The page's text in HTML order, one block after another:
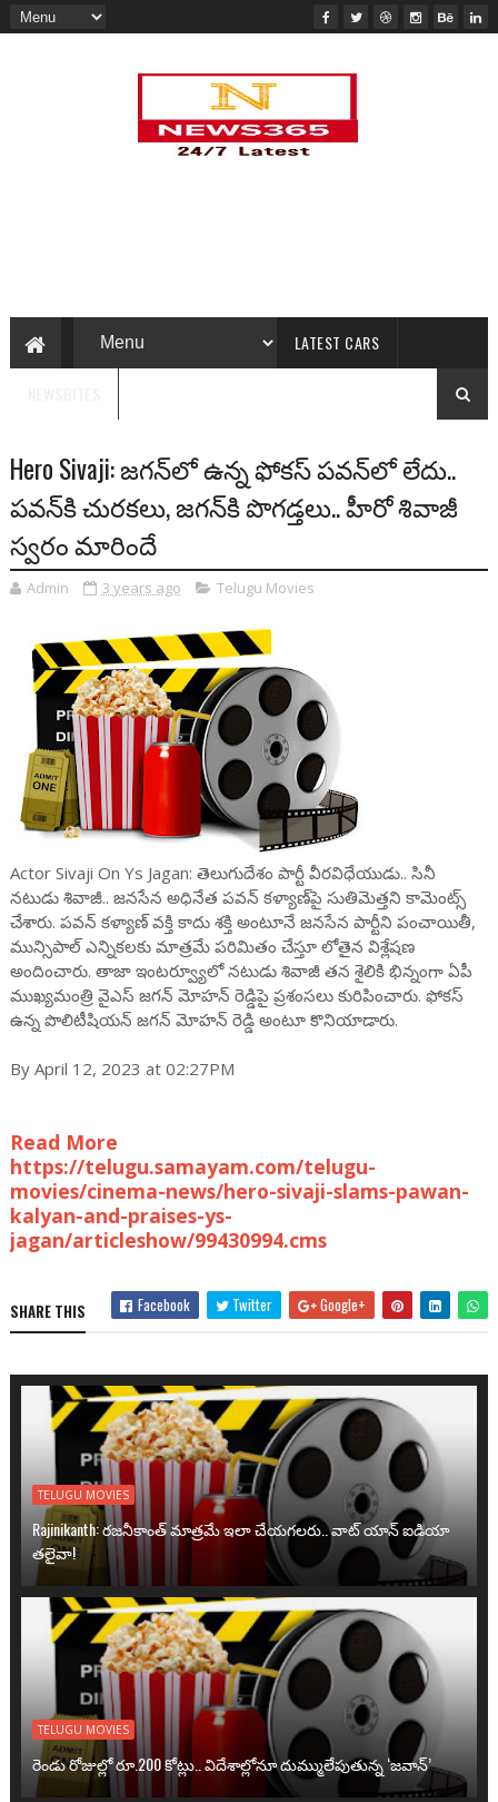
LATEST CARS
Hero Sivaji: జగన్‌లో ఉన్న ఫోకస్ పవన్‌లో లేదు..
పవన్‌కి చురకలు, జగన్‌కి పొగడ్తలు.. హీరో శివాజీ
స్వరం మారిందే
Admin 3 years ago Telugu Movies
Actor Sivaji On Ys Jagan: తెలుగుదేశం పార్టీ వీరవిధేయుడు.. సినీ
నటుడు శివాజీ.. జనసేన అధినేత పవన్ కళ్యాణ్‌పై సుతిమెత్తని కామెంట్స్
చేశారు. పవన్ కళ్యాణ్ వక్తి కాదు శక్తి అంటూనే జనసేన పార్టీని పంచాయితీ,
మున్సిపాల్ ఎన్నికలకు మాత్రమే పరిమితం చేస్తూ లోతైన విశ్లేషణ
అందించారు. తాజా ఇంటర్వ్యూలో నటుడు శివాజీ తన శైలికి భిన్నంగా ఏపీ
ముఖ్యమంత్రి వైఎస్ జగన్ మోహన్ రెడ్డిపై ప్రశంసలు కురిపించారు. ఫోకస్
ఉన్న పొలిటీషియన్ జగన్ మోహన్ రెడ్డి అంటూ కొనియాడారు.
By April 12, 2023 at 02:27PM
Read More
https://telugu.samayam.com/telugu-
movies/cinema-news/hero-sivaji-slams-pawan-
kalyan-and-praises-ys-
jagan/articleshow/99430994.cms
SHARE THIS Facebook Twitter Google+
TELUGU MOVIES
Rajinikanth: రజనీకాంత్ మాత్రమే ఇలా చేయగలరు.. వాట్ యాన్ ఐడియా
తలైవా!
TELUGU MOVIES
రెండు రోజుల్లో రూ.200 కోట్లు.. విదేశాల్లోనూ దుమ్ములేపుతున్న ‘జవాన్’